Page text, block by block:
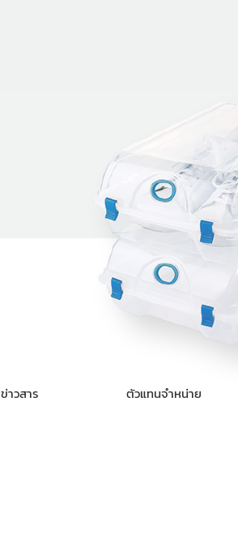
ข่าวสาร ตัวแทนจำหน่าย